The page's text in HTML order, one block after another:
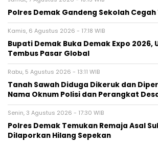
Polres Demak Gandeng Sekolah
Kamis, 6 Agustus 2026 - 17:18 WIB
Bupati Demak Buka Demak Expo 2026,
Tembus Pasar Global
Rabu, 5 Agustus 2026 - 13:11 WIB
Tanah Sawah Diduga Dikeruk dan
Nama Oknum Polisi dan Perangkat
Senin, 3 Agustus 2026 - 17:30 WIB
Polres Demak Temukan Remaja Asal
Dilaporkan Hilang Sepekan